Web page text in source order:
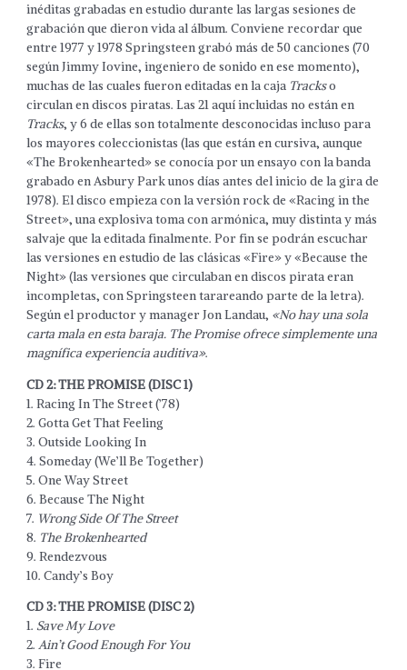
inéditas grabadas en estudio durante las largas sesiones de
grabación que dieron vida al álbum. Conviene recordar que
entre 1977 y 1978 Springsteen grabó más de 50 canciones (70
según Jimmy Iovine, ingeniero de sonido en ese momento),
muchas de las cuales fueron editadas en la caja Trackso
circulan en discos piratas. Las 21 aquí incluidas no están en
Tracks, y 6 de ellas son totalmente desconocidas incluso para
los mayores coleccionistas (las que están en cursiva, aunque
«The Brokenhearted» se conocía por un ensayo con la banda
grabado en Asbury Park unos días antes del inicio de la gira de
1978). El disco empieza con la versión rock de «Racing in the
Street», una explosiva toma con armónica, muy distinta y más
salvaje que la editada finalmente. Por fin se podrán escuchar
las versiones en estudio de las clásicas «Fire» y «Because the
Night» (las versiones que circulaban en discos pirata eran
incompletas, con Springsteen tarareando parte de la letra).
Según el productor y manager Jon Landau, «No hay una sola
carta mala en esta baraja. The Promise ofrece simplemente una
magnífica experiencia auditiva».
CD 2: THE PROMISE (DISC 1)
1. Racing In The Street (’78)
2. Gotta Get That Feeling
3. Outside Looking In
4. Someday (We’ll Be Together)
5. One Way Street
6. Because The Night
7. Wrong Side Of The Street
8. The Brokenhearted
9. Rendezvous
10. Candy’s Boy
CD 3: THE PROMISE (DISC 2)
1. Save My Love
2.Ain’t Good Enough For You
3. Fire